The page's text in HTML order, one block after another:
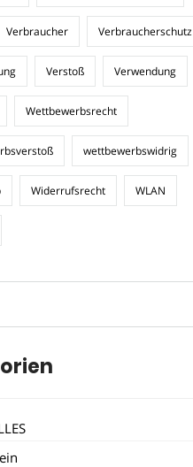
Verbraucher Verbraucherschutz
Verstoß Verwendung
Wettbewerbsrecht
wettbewerbswidrig
Widerrufsrecht WLAN